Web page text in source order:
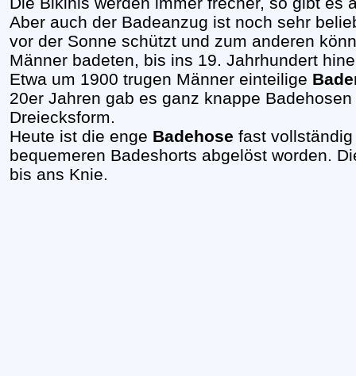
Aber auch der Badeanzug ist noch sehr
vor der Sonne schützt und zum anderen
Männer badeten, bis ins 19. Jahrhundert
Etwa um 1900 trugen Männer einteilige
20er Jahren gab es ganz knappe
Dreiecksform.
Heute ist die enge Badehose fast
bequemeren Badeshorts abgelöst worden.
bis ans Knie.